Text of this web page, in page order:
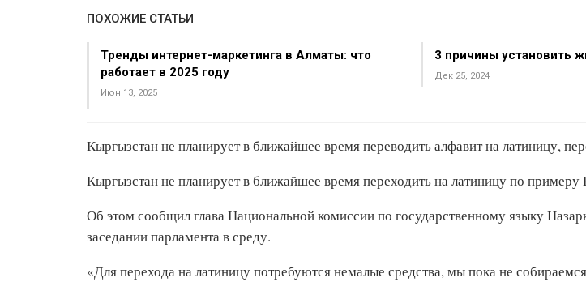
ПОХОЖИЕ СТАТЬИ
Тренды интернет-маркетинга в Алматы: что
работает в 2025 году
Июн 13, 2025
3 причины установить
Дек 25, 2024
Кыргызстан не планирует в ближайшее время переводить алфавит на латиницу,
Кыргызстан не планирует в ближайшее время переходить на латиницу по примеру
Об этом сообщил глава Национальной комиссии по государственному языку
заседании парламента в среду.
«Для перехода на латиницу потребуются немалые средства, мы пока не